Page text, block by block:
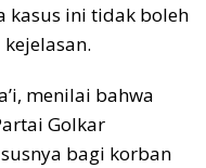
kasus ini tidak boleh
menilai bahwa
Golkar
bagi korban